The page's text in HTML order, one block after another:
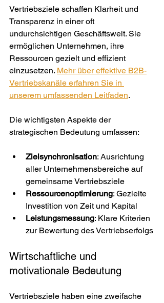
Vertriebsziele schaffen Klarheit und
Transparenz in einer oft
undurchsichtigen Geschäftswelt. Sie
ermöglichen Unternehmen, ihre
Ressourcen gezielt und effizient
einzusetzen. Mehr über effektive B2B-
Vertriebskanäle erfahren Sie in
unserem umfassenden Leitfaden.
Die wichtigsten Aspekte der
strategischen Bedeutung umfassen:
Zielsynchronisation: Ausrichtung
aller Unternehmensbereiche auf
gemeinsame Vertriebsziele
Ressourcenoptimierung: Gezielte
Investition von Zeit und Kapital
Leistungsmessung: Klare Kriterien
zur Bewertung des Vertriebserfolgs
Wirtschaftliche und
motivationale Bedeutung
Vertriebsziele haben eine zweifache